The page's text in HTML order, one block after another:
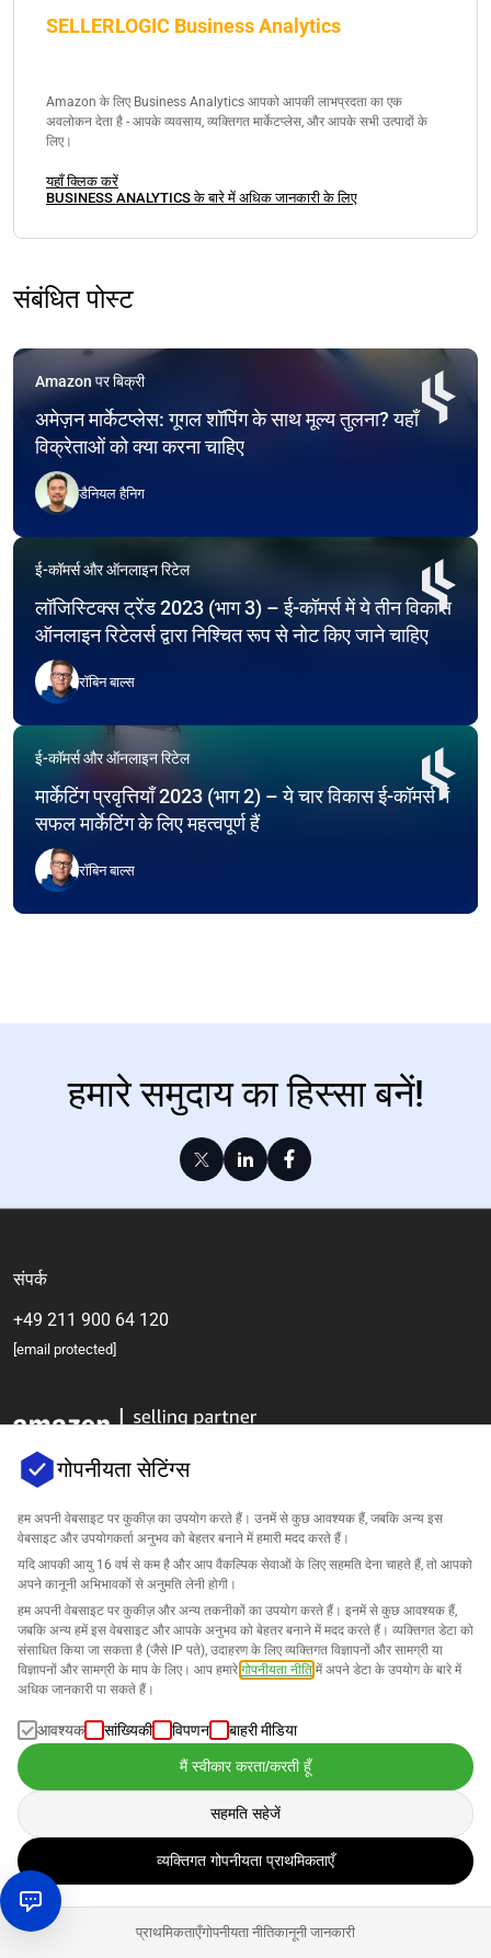
SELLERLOGIC Business Analytics
Amazon के लिए Business Analytics आपको आपकी लाभप्रदता का एक
अवलोकन देता है - आपके व्यवसाय, व्यक्तिगत मार्केटप्लेस, और आपके सभी उत्पादों के
लिए।
यहाँ क्लिक करें
BUSINESS ANALYTICS के बारे में अधिक जानकारी के लिए
संबंधित पोस्ट
Amazon पर बिक्री
अमेज़न मार्केटप्लेस: गूगल शॉपिंग के साथ मूल्य तुलना? यहाँ
विक्रेताओं को क्या करना चाहिए
डैनियल हैनिग
ई-कॉमर्स और ऑनलाइन रिटेल
लॉजिस्टिक्स ट्रेंड 2023 (भाग 3) – ई-कॉमर्स में ये तीन विकास
ऑनलाइन रिटेलर्स द्वारा निश्चित रूप से नोट किए जाने चाहिए
रॉबिन बाल्स
ई-कॉमर्स और ऑनलाइन रिटेल
मार्केटिंग प्रवृत्तियाँ 2023 (भाग 2) – ये चार विकास ई-कॉमर्स में
सफल मार्केटिंग के लिए महत्वपूर्ण हैं
रॉबिन बाल्स
हमारे समुदाय का हिस्सा बनें!
संपर्क
+49 211 900 64 120
[email protected]
कंपनी
सहायता
Amazon के लिए समाधान
हिन्दी
डेटा हमारे के अनुसार संसाधित किया जाता है।
कॉपीराइट © 2026 SELLERLOGIC. सभी अधिकार सुरक्षित।
गोपनीयता सेटिंग्स
हम अपनी वेबसाइट पर कुकीज़ का उपयोग करते हैं। उनमें से कुछ आवश्यक हैं, जबकि अन्य इस
वेबसाइट और उपयोगकर्ता अनुभव को बेहतर बनाने में हमारी मदद करते हैं।
यदि आपकी आयु 16 वर्ष से कम है और आप वैकल्पिक सेवाओं के लिए सहमति देना चाहते हैं, तो आपको
अपने कानूनी अभिभावकों से अनुमति लेनी होगी।
हम अपनी वेबसाइट पर कुकीज़ और अन्य तकनीकों का उपयोग करते हैं। इनमें से कुछ आवश्यक हैं,
जबकि अन्य हमें इस वेबसाइट और आपके अनुभव को बेहतर बनाने में मदद करते हैं। व्यक्तिगत डेटा को
संसाधित किया जा सकता है (जैसे IP पते), उदाहरण के लिए व्यक्तिगत विज्ञापनों और सामग्री या
विज्ञापनों और सामग्री के माप के लिए। आप हमारे गोपनीयता नीति में अपने डेटा के उपयोग के बारे में
अधिक जानकारी पा सकते हैं।
आवश्यक सांख्यिकी विपणन बाहरी मीडिया
मैं स्वीकार करता/करती हूँ
सहमति सहेजें
व्यक्तिगत गोपनीयता प्राथमिकताएँ
प्राथमिकताएँगोपनीयता नीतिकानूनी जानकारी